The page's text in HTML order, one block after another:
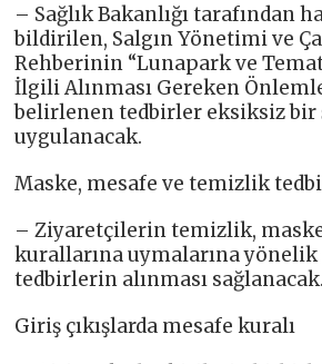
– Sağlık Bakanlığı tarafından
bildirilen, Salgın Yönetimi ve
Rehberinin “Lunapark ve
İlgili Alınması Gereken
belirlenen tedbirler eksiksiz bir
uygulanacak.
Maske, mesafe ve temizlik
– Ziyaretçilerin temizlik,
kurallarına uymalarına
tedbirlerin alınması sağlanacak.
Giriş çıkışlarda mesafe kuralı